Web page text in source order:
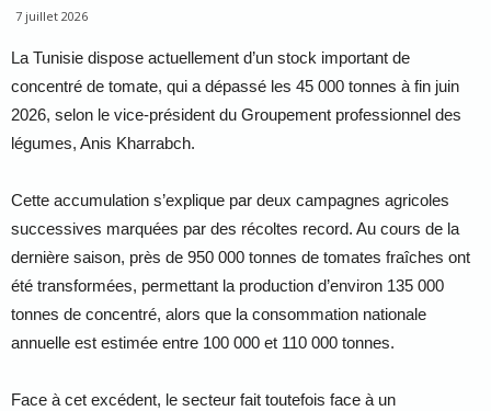
7 juillet 2026
La Tunisie dispose actuellement d’un stock important de
concentré de tomate, qui a dépassé les 45 000 tonnes à fin juin
2026, selon le vice-président du Groupement professionnel des
légumes, Anis Kharrabch.
Cette accumulation s’explique par deux campagnes agricoles
successives marquées par des récoltes record. Au cours de la
dernière saison, près de 950 000 tonnes de tomates fraîches ont
été transformées, permettant la production d’environ 135 000
tonnes de concentré, alors que la consommation nationale
annuelle est estimée entre 100 000 et 110 000 tonnes.
Face à cet excédent, le secteur fait toutefois face à un